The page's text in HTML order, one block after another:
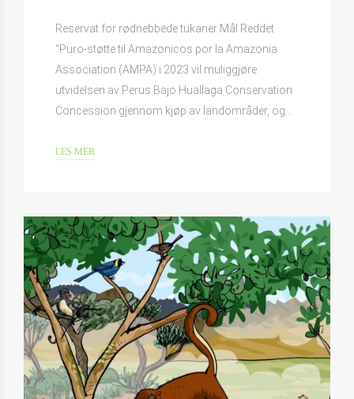
Reservat for rødnebbede tukaner Mål Reddet
“Puro-støtte til Amazonicos por la Amazonia
Association (AMPA) i 2023 vil muliggjøre
utvidelsen av Perus Bajo Huallaga Conservation
Concession gjennom kjøp av landområder, og…
LES MER